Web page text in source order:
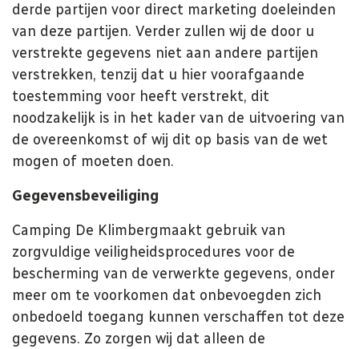
derde partijen voor direct marketing doeleinden
van deze partijen. Verder zullen wij de door u
verstrekte gegevens niet aan andere partijen
verstrekken, tenzij dat u hier voorafgaande
toestemming voor heeft verstrekt, dit
noodzakelijk is in het kader van de uitvoering van
de overeenkomst of wij dit op basis van de wet
mogen of moeten doen.
Gegevensbeveiliging
Camping De Klimbergmaakt gebruik van
zorgvuldige veiligheidsprocedures voor de
bescherming van de verwerkte gegevens, onder
meer om te voorkomen dat onbevoegden zich
onbedoeld toegang kunnen verschaffen tot deze
gegevens. Zo zorgen wij dat alleen de